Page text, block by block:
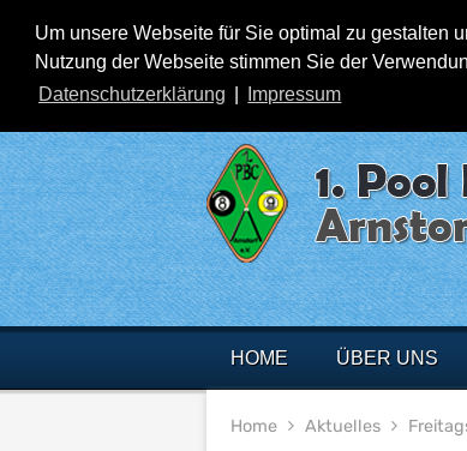
Um unsere Webseite für Sie optimal zu gestalten
Nutzung der Webseite stimmen Sie der
Datenschutzerklärung
Impressum
HOME ÜBER UNS
Home Aktuelles